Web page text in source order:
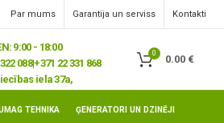
Par mums Garantija un serviss Kontakti
9:00 - 18:00
088|+371 22 331 868
iela 37a,
0
0.00 €
TEHNIKA ĢENERATORI UN DZINĒJI